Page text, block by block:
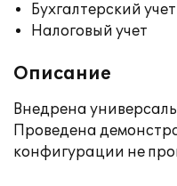
Бухгалтерский учет
Налоговый учет
Описание
Внедрена
Проведена
конфигурации не